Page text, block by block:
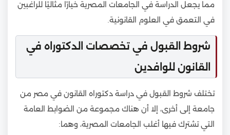
مما يجعل الدراسة في الجامعات المصرية خيارًا مثاليًا للراغبين
في التعمق في العلوم القانونية.
شروط القبول في تخصصات الدكتوراه في
القانون للوافدين
تختلف شروط القبول في دراسة دكتوراه القانون في مصر من
جامعة إلى أخرى، إلا أن هناك مجموعة من الضوابط العامة
التي تشترك فيها أغلب الجامعات المصرية، وهما: